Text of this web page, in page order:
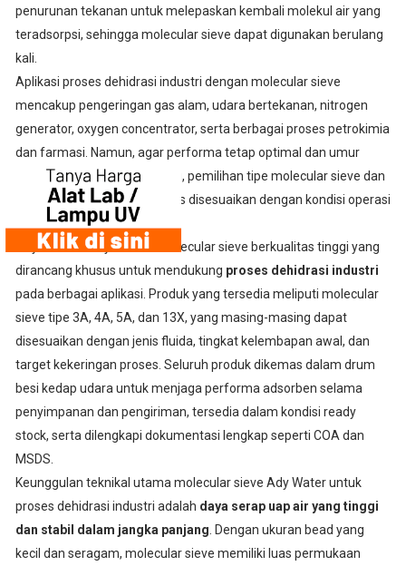
penurunan tekanan untuk melepaskan kembali molekul air yang
teradsorpsi, sehingga molecular sieve dapat digunakan berulang
kali.
Aplikasi proses dehidrasi industri dengan molecular sieve
mencakup pengeringan gas alam, udara bertekanan, nitrogen
generator, oxygen concentrator, serta berbagai proses petrokimia
dan farmasi. Namun, agar performa tetap optimal dan umur
pakai adsorben lebih panjang, pemilihan tipe molecular sieve dan
desain sistem dehidrasi harus disesuaikan dengan kondisi operasi
dan spesifikasi proses.
Ady Water menyediakan molecular sieve berkualitas tinggi yang
dirancang khusus untuk mendukung proses dehidrasi industri
pada berbagai aplikasi. Produk yang tersedia meliputi molecular
sieve tipe 3A, 4A, 5A, dan 13X, yang masing-masing dapat
disesuaikan dengan jenis fluida, tingkat kelembapan awal, dan
target kekeringan proses. Seluruh produk dikemas dalam drum
besi kedap udara untuk menjaga performa adsorben selama
penyimpanan dan pengiriman, tersedia dalam kondisi ready
stock, serta dilengkapi dokumentasi lengkap seperti COA dan
MSDS.
Keunggulan teknikal utama molecular sieve Ady Water untuk
proses dehidrasi industri adalah daya serap uap air yang tinggi
dan stabil dalam jangka panjang . Dengan ukuran bead yang
kecil dan seragam, molecular sieve memiliki luas permukaan